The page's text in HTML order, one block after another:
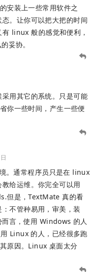
安装上一些常用软件之
。让你可以把大把的时间
linux 般的感觉和便利，
妥协。
用其它的系统。只是可能
你一些时间，产生一些便
。通常程序员只是在 linux
给运维。你完全可以用
但是，TextMate 真的看
不管种易用，审美，装
言，使用 Windows 的人
Linux 的人，已经很多跑
原因。Linux 桌面太分